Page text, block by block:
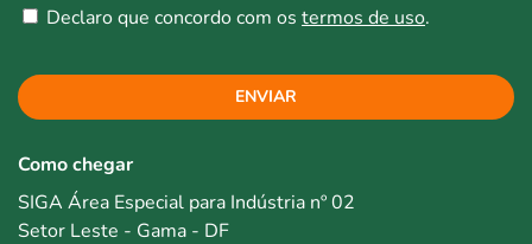
Declaro que concordo com os termos de uso.
ENVIAR
Como chegar
SIGA Área Especial para Indústria nº 02
Setor Leste - Gama - DF